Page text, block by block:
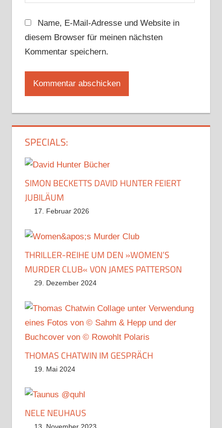
Name, E-Mail-Adresse und Website in
diesem Browser für meinen nächsten
Kommentar speichern.
SPECIALS:
SIMON BECKETTS DAVID HUNTER FEIERT
JUBILÄUM
17. Februar 2026
THRILLER-REIHE UM DEN »WOMEN’S
MURDER CLUB« VON JAMES PATTERSON
29. Dezember 2024
THOMAS CHATWIN IM GESPRÄCH
19. Mai 2024
NELE NEUHAUS
13. November 2023